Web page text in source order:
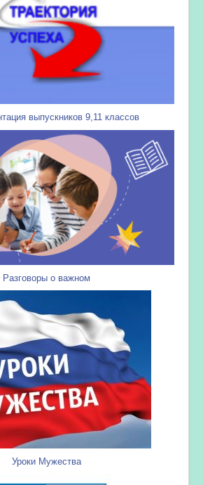
выпускников 9,11 классов
Разговоры о важном
Уроки Мужества